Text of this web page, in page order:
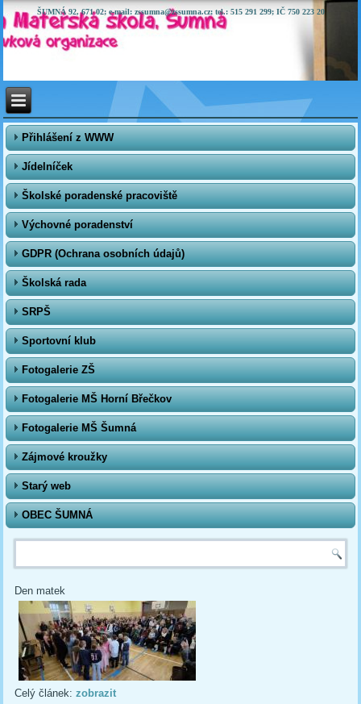
ŠUMNÁ 92, 671 02; e-mail: zssumna@zssumna.cz; tel.: 515 291 299; IČ 750 223 20
Přihlášení z WWW
Jídelníček
Školské poradenské pracoviště
Výchovné poradenství
GDPR (Ochrana osobních údajů)
Školská rada
SRPŠ
Sportovní klub
Fotogalerie ZŠ
Fotogalerie MŠ Horní Břečkov
Fotogalerie MŠ Šumná
Zájmové kroužky
Starý web
OBEC ŠUMNÁ
Vyhledávání
Den matek
Celý článek:zobrazit